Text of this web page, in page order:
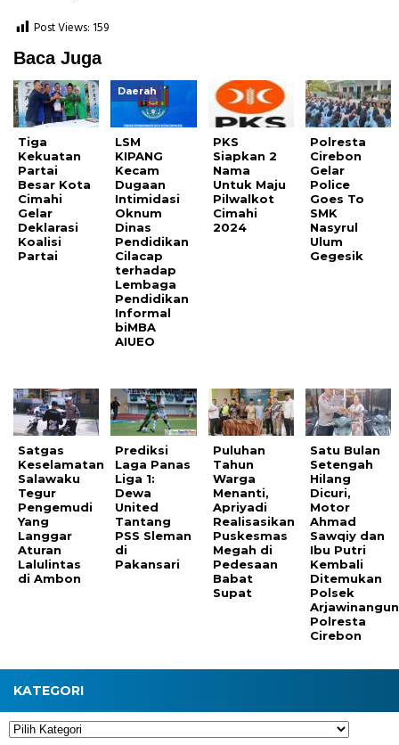
Post Views: 159
Baca Juga
Tiga
Kekuatan
Partai
Besar Kota
Cimahi
Gelar
Deklarasi
Koalisi
Partai
Daerah
LSM
KIPANG
Kecam
Dugaan
Intimidasi
Oknum
Dinas
Pendidikan
Cilacap
terhadap
Lembaga
Pendidikan
Informal
biMBA
AIUEO
PKS
Siapkan 2
Nama
Untuk Maju
Pilwalkot
Cimahi
2024
Polresta
Cirebon
Gelar
Police
Goes To
SMK
Nasyrul
Ulum
Gegesik
Satgas
Keselamatan
Salawaku
Tegur
Pengemudi
Yang
Langgar
Aturan
Lalulintas
di Ambon
Prediksi
Laga Panas
Liga 1:
Dewa
United
Tantang
PSS Sleman
di
Pakansari
Puluhan
Tahun
Warga
Menanti,
Apriyadi
Realisasikan
Puskesmas
Megah di
Pedesaan
Babat
Supat
Satu Bulan
Setengah
Hilang
Dicuri,
Motor
Ahmad
Sawqiy dan
Ibu Putri
Kembali
Ditemukan
Polsek
Arjawinangun
Polresta
Cirebon
KATEGORI
Kategori